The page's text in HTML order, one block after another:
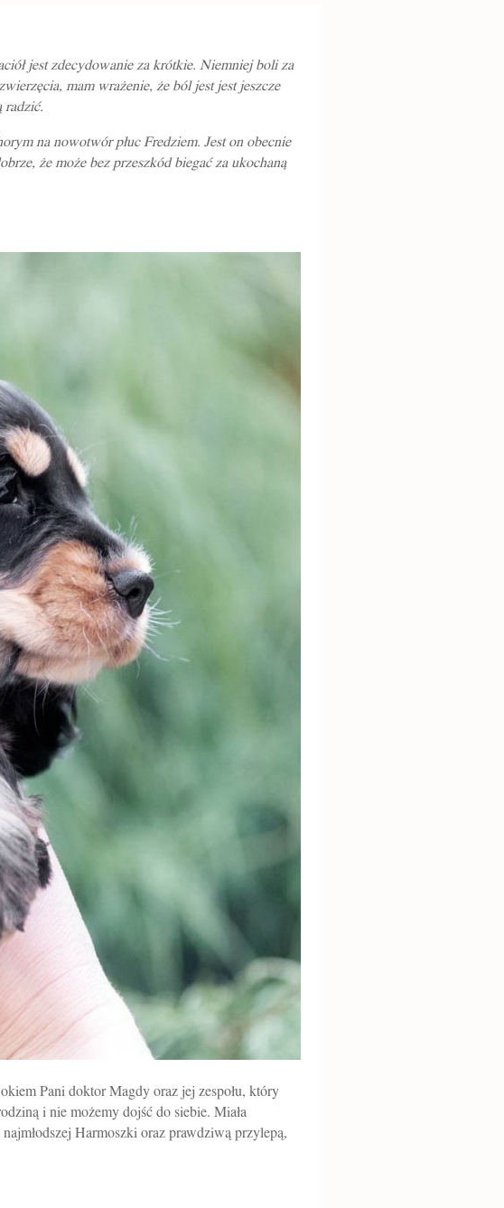
jest zdecydowanie za krótkie. Niemniej boli za
mam wrażenie, że ból jest jest jeszcze
radzić.
na nowotwór płuc Fredziem. Jest on obecnie
że może bez przeszkód biegać za ukochaną
Pani doktor Magdy oraz jej zespołu, który
i nie możemy dojść do siebie. Miała
Harmoszki oraz prawdziwą przylepą,